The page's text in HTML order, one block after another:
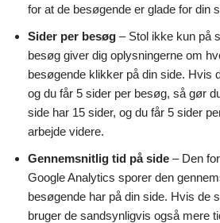
for at de besøgende er glade for din
Sider per besøg – Stol ikke kun på
besøg giver dig oplysningerne om
besøgende klikker på din side. Hvis
og du får 5 sider per besøg, så gør
side har 15 sider, og du får 5 sider
arbejde videre.
Gennemsnitlig tid på side – Den
Google Analytics sporer den
besøgende har på din side. Hvis de
bruger de sandsynligvis også mere